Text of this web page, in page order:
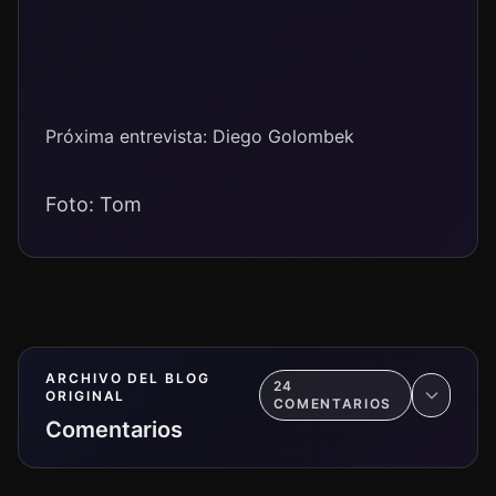
Próxima entrevista: Diego Golombek
Foto: Tom
ARCHIVO DEL BLOG
ORIGINAL
Comentarios
24
COMENTARIOS